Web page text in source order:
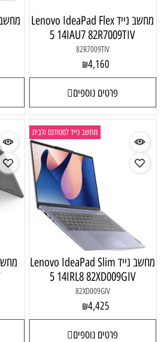
מחשב נייד Lenovo IdeaPad Flex
5 14IAU7 82R7009TIV
82R7009TIV
₪4,160
פרטים נוספים
מחשב נייד לסטודנט ולבית
מחשב נייד Lenovo IdeaPad Slim
5 14IRL8 82XD009GIV
82XD009GIV
₪4,425
פרטים נוספים